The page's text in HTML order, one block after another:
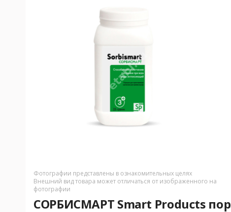
Фотографии представлены в ознакомительных целях
Внешний вид товара может отличаться от изображенного на
фотографии
СОРБИСМАРТ Smart Products пор.